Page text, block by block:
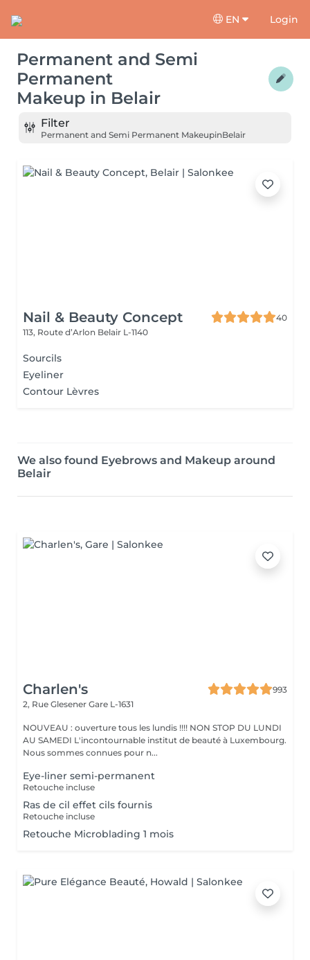
EN Login
Permanent and Semi
Permanent
Makeup in Belair
Filter
Permanent and Semi Permanent MakeupinBelair
Nail & Beauty Concept
40
113, Route d’Arlon Belair L-1140
Sourcils
Eyeliner
Contour Lèvres
We also found Eyebrows and Makeup around
Belair
Charlen's
993
2, Rue Glesener Gare L-1631
NOUVEAU : ouverture tous les lundis !!!! NON STOP DU LUNDI
AU SAMEDI L'incontournable institut de beauté à Luxembourg.
Nous sommes connues pour n...
Eye-liner semi-permanent
Retouche incluse
Ras de cil effet cils fournis
Retouche incluse
Retouche Microblading 1 mois